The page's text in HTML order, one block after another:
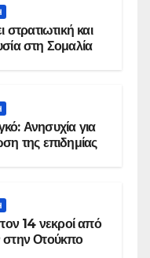
στρατιωτική και
στη Σομαλία
Ανησυχία για
της επιδημίας
14 νεκροί από
στην Οτούκπο